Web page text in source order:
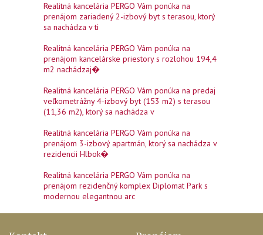
Realitná kancelária PERGO Vám ponúka na
prenájom zariadený 2-izbový byt s terasou, ktorý
sa nachádza v ti
Realitná kancelária PERGO Vám ponúka na
prenájom kancelárske priestory s rozlohou 194,4
m2 ​nachádzaj�
Realitná kancelária PERGO Vám ponúka na predaj
veľkometrážny 4-izbový byt (153 m2) s terasou
(11,36 m2), ktorý sa nachádza v
Realitná kancelária PERGO Vám ponúka na
prenájom 3-izbový apartmán, ktorý sa nachádza v
rezidencii Hlbok�
Realitná kancelária PERGO Vám ponúka na
prenájom rezidenčný komplex Diplomat Park s
modernou elegantnou arc